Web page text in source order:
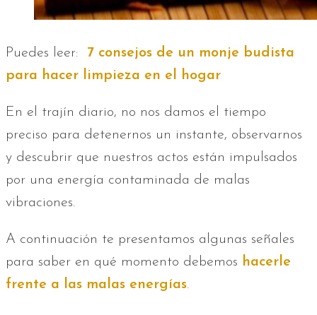
Puedes leer: 7 consejos de un monje budista
para hacer limpieza en el hogar
En el trajín diario, no nos damos el tiempo
preciso para detenernos un instante, observarnos
y descubrir que nuestros actos están impulsados
por una energía contaminada de malas
vibraciones.
A continuación te presentamos algunas señales
para saber en qué momento debemos hacerle
frente a las malas energías.